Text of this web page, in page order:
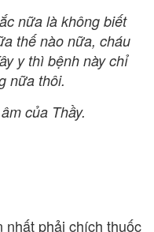
nữa là không biết
thế nào nữa, cháu
y thì bệnh này chỉ
nữa thôi.
của Thầy.
nhất phải chích thuốc